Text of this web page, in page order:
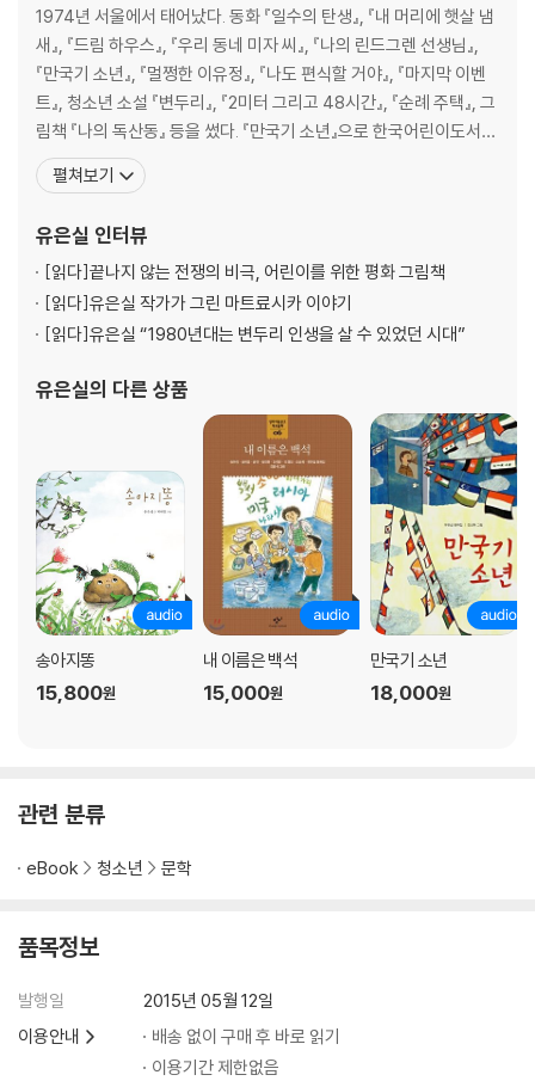
1974년 서울에서 태어났다. 동화 『일수의 탄생』, 『내 머리에 햇살 냄
새』, 『드림 하우스』, 『우리 동네 미자 씨』, 『나의 린드그렌 선생님』,
『만국기 소년』, 『멀쩡한 이유정』, 『나도 편식할 거야』, 『마지막 이벤
트』, 청소년 소설 『변두리』, 『2미터 그리고 48시간』, 『순례 주택』, 그
림책 『나의 독산동』 등을 썼다. 『만국기 소년』으로 한국어린이도서상
을, 『변두리』로 제6회 권정생문학상을 받았다. 권정생 선생님 유산을
받은 일이 무척 영광스럽고 그만큼 무겁다. 「송아지똥」은 선생님이 돌
표한
펼쳐보기
유은실 인터뷰
[읽다]끝나지 않는 전쟁의 비극, 어린이를 위한 평화 그림책
[읽다]유은실 작가가 그린 마트료시카 이야기
[읽다]유은실 “1980년대는 변두리 인생을 살 수 있었던 시대”
유은실의 다른 상품
송아지똥
15,800원
내 이름은 백석
15,000원
만국기 소년
18,000원
관련 분류
eBook 청소년 문학
품목정보
발행일
2015년 05월 12일
이용안내
배송 없이 구매 후 바로 읽기
이용기간 제한없음